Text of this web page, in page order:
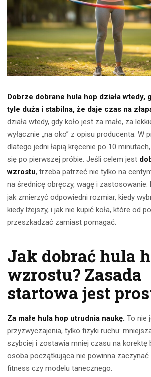
Dobrze dobrane hula hop działa wtedy,
tyle duża i stabilna, że daje czas na
działa wtedy, gdy koło jest za małe, za
wyłącznie „na oko” z opisu producenta. W
dlatego jedni łapią kręcenie po 10
się po pierwszej próbie. Jeśli celem jest
wzrostu, trzeba patrzeć nie tylko na
na średnicę obręczy, wagę i zastosowanie.
jak zmierzyć odpowiedni rozmiar, kiedy
kiedy lżejszy, i jak nie kupić koła, które od
przeszkadzać zamiast pomagać.
Jak dobrać hula
wzrostu? Zasada
startowa jest
Za małe hula hop utrudnia naukę. To nie
przyzwyczajenia, tylko fizyki ruchu:
szybciej i zostawia mniej czasu na korektę
osoba początkująca nie powinna zaczynać
fitness czy modelu tanecznego.